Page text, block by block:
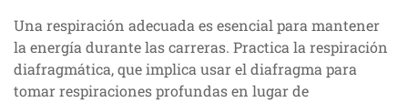
Una respiración adecuada es esencial para mantener
la energía durante las carreras. Practica la respiración
diafragmática, que implica usar el diafragma para
tomar respiraciones profundas en lugar de